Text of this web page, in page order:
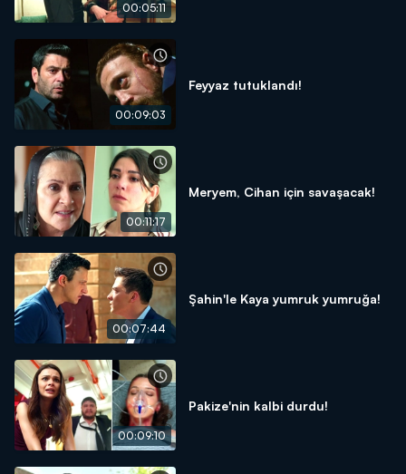
00:05:11
00:09:03
Feyyaz tutuklandı!
00:11:17
Meryem, Cihan için savaşacak!
00:07:44
Şahin'le Kaya yumruk yumruğa!
00:09:10
Pakize'nin kalbi durdu!